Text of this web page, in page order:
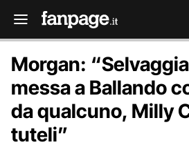
Morgan:
messa a Ballando
da qualcuno, Milly
tuteli”